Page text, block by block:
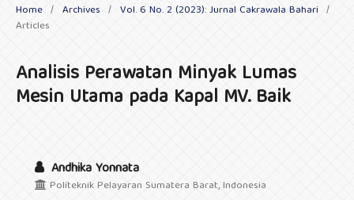
Home / Archives / Vol. 6 No. 2 (2023): Jurnal Cakrawala Bahari /
Articles
Analisis Perawatan Minyak Lumas
Mesin Utama pada Kapal MV. Baik
Andhika Yonnata
Politeknik Pelayaran Sumatera Barat, Indonesia